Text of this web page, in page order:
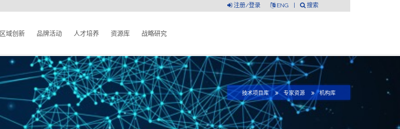
搜索
ENG
注册/登录
区域创新 品牌活动 人才培养 资源库 战略研究
技术项目库 专家资源 机构库